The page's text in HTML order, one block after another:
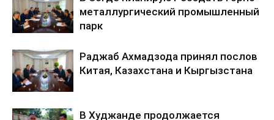
металлургический промышленный
парк
Раджаб Ахмадзода принял послов
Китая, Казахстана и Кыргызстана
В Худжанде продолжается